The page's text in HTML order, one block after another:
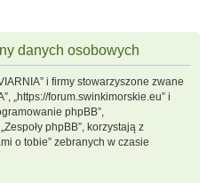
danych osobowych
i firmy stowarzyszone zwane
„https://forum.swinkimorskie.eu” i
phpBB”,
phpBB”, korzystają z
o tobie” zebranych w czasie